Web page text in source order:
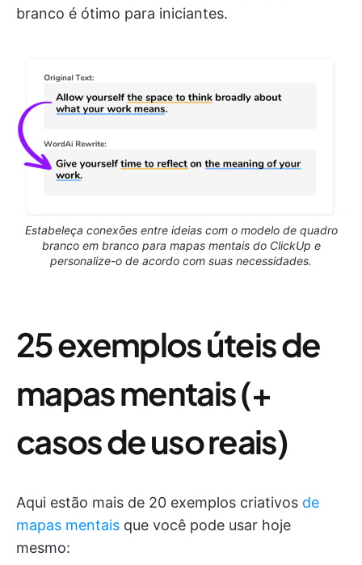
branco é ótimo para iniciantes.
Estabeleça conexões entre ideias com o modelo de quadro
branco em branco para mapas mentais do ClickUp e
personalize-o de acordo com suas necessidades.
25 exemplos úteis de
mapas mentais (+
casos de uso reais)
Aqui estão mais de 20 exemplos criativos de
mapas mentais que você pode usar hoje
mesmo: